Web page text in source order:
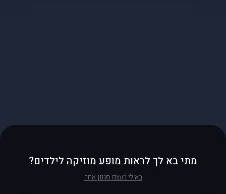
מתי בא לך לראות מופע מוזיקה לילדים?
בא לי בעצם סגנון אחר